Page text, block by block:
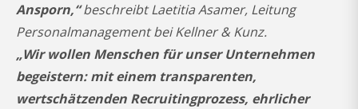
Ansporn,“beschreibt Laetitia Asamer, Leitung
Personalmanagement bei Kellner & Kunz.
„Wir wollen Menschen für unser Unternehmen
begeistern: mit einem transparenten,
wertschätzenden Recruitingprozess, ehrlicher